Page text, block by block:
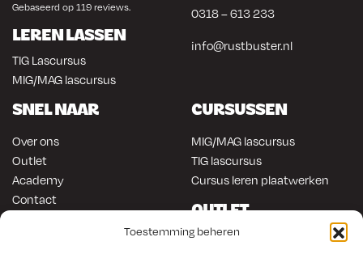
Toestemming beheren
Gebaseerd op 119 reviews.
LEREN LASSEN
TIG Lascursus
MIG/MAG lascursus
0318 – 613 233
info@rustbuster.nl
SNEL NAAR
Over ons
Outlet
Academy
Contact
ONLINE KOPEN
CURSUSSEN
MIG/MAG lascursus
TIG lascursus
Cursus leren plaatwerken
OUTLET
Gereedschap